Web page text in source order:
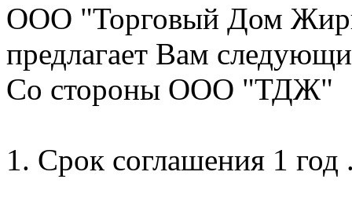
ООО "Торговый Дом
предлагает Вам
Со стороны ООО "ТДЖ"
1. Срок соглашения 1 год